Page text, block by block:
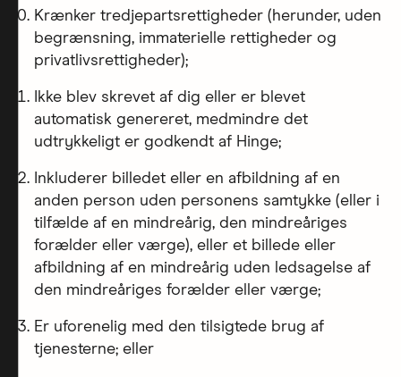
Krænker tredjepartsrettigheder (herunder, uden
begrænsning, immaterielle rettigheder og
privatlivsrettigheder);
Ikke blev skrevet af dig eller er blevet
automatisk genereret, medmindre det
udtrykkeligt er godkendt af Hinge;
Inkluderer billedet eller en afbildning af en
anden person uden personens samtykke (eller i
tilfælde af en mindreårig, den mindreåriges
forælder eller værge), eller et billede eller
afbildning af en mindreårig uden ledsagelse af
den mindreåriges forælder eller værge;
Er uforenelig med den tilsigtede brug af
tjenesterne; eller